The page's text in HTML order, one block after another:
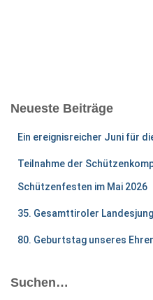
Neueste Beiträge
Ein ereignisreicher Juni für
Teilnahme der
Schützenfesten im Mai 2026
35. Gesamttiroler
80. Geburtstag unseres
Suchen…